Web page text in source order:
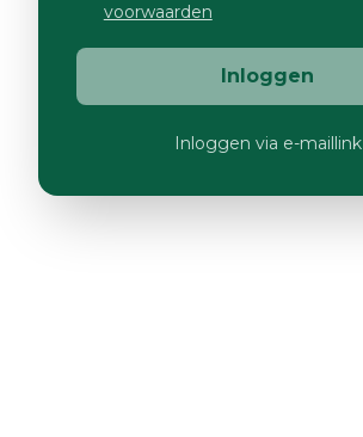
voorwaarden
Inloggen
Inloggen via e-maillink